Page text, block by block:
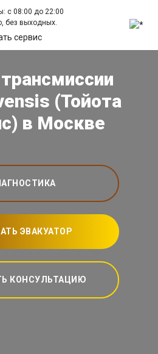
с 08:00 до 22:00
без выходных.
сервис
(Тойота
в Москве
ЭВАКУАТОР
КОНСУЛЬТАЦИЮ